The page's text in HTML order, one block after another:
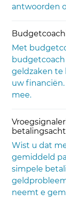
antwoorden
Met
geldzaken te
uw
mee.
Wist u dat
gemiddeld
simpele
neemt e